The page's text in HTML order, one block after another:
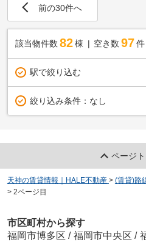
前の30件へ
該当物件数 82棟 空き数 97 件
駅で絞り込む
絞り込み条件： なし
ページ
天神の賃貸情報｜HALE不動産 > (賃貸)路
> 2ページ目
市区町村から探す
福岡市博多区 / 福岡市中央区 /